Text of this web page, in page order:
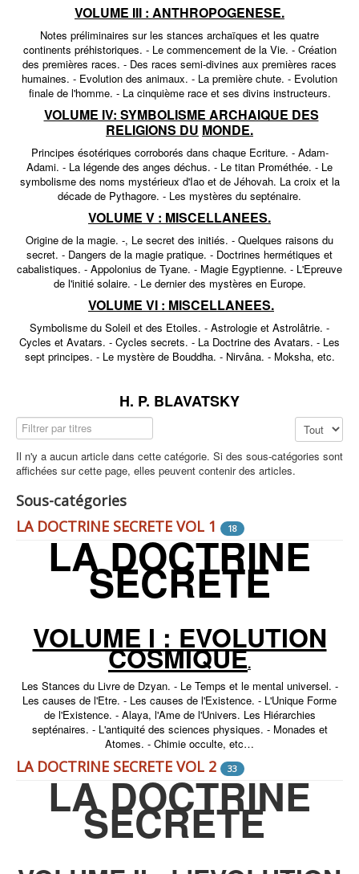
VOLUME III : ANTHROPOGENESE.
Notes préliminaires sur les stances archaïques et les quatre
continents préhistoriques. - Le commencement de la Vie. - Création
des premières races. - Des races semi-divines aux premières races
humaines. - Evolution des animaux. - La première chute. - Evolution
finale de l'homme. - La cinquième race et ses divins instructeurs.
VOLUME IV: SYMBOLISME ARCHAIQUE DES
RELIGIONS DU MONDE.
Principes ésotériques corroborés dans chaque Ecriture. - Adam-
Adami. - La légende des anges déchus. - Le titan Prométhée. - Le
symbolisme des noms mystérieux d'Iao et de Jéhovah. La croix et la
décade de Pythagore. - Les mystères du septénaire.
VOLUME V : MISCELLANEES.
Origine de la magie. -, Le secret des initiés. - Quelques raisons du
secret. - Dangers de la magie pratique. - Doctrines hermétiques et
cabalistiques. - Appolonius de Tyane. - Magie Egyptienne. - L'Epreuve
de l'initié solaire. - Le dernier des mystères en Europe.
VOLUME VI : MISCELLANEES.
Symbolisme du Soleil et des Etoiles. - Astrologie et Astrolâtrie. -
Cycles et Avatars. - Cycles secrets. - La Doctrine des Avatars. - Les
sept principes. - Le mystère de Bouddha. - Nirvâna. - Moksha, etc.
H. P. BLAVATSKY
Filtrer par titres Affichage #
Il n'y a aucun article dans cette catégorie. Si des sous-catégories sont
affichées sur cette page, elles peuvent contenir des articles.
Sous-catégories
LA DOCTRINE SECRETE VOL 1
18
LA DOCTRINE
SECRETE
VOLUME I : EVOLUTION
COSMIQUE.
Les Stances du Livre de Dzyan. - Le Temps et le mental universel. -
Les causes de l'Etre. - Les causes de l'Existence. - L'Unique Forme
de l'Existence. - Alaya, l'Ame de l'Univers. Les Hiérarchies
septénaires. - L'antiquité des sciences physiques. - Monades et
Atomes. - Chimie occulte, etc…
LA DOCTRINE SECRETE VOL 2 33
LA DOCTRINE
SECRETE